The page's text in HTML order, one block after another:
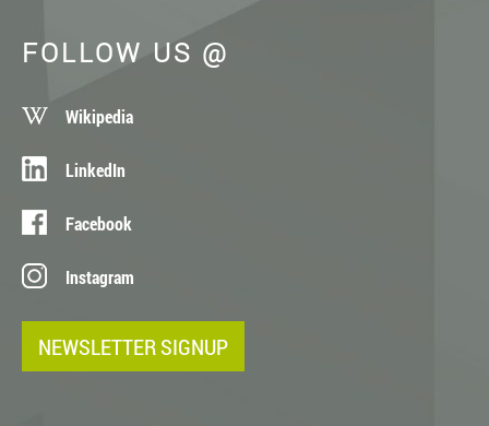
FOLLOW US @
Wikipedia
LinkedIn
Facebook
Instagram
NEWSLETTER SIGNUP